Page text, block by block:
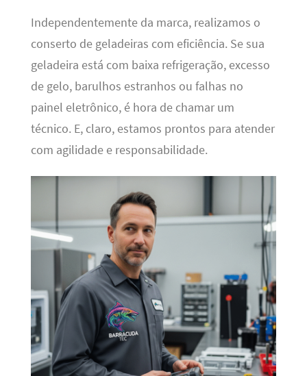
Independentemente da marca, realizamos o
conserto de geladeiras com eficiência. Se sua
geladeira está com baixa refrigeração, excesso
de gelo, barulhos estranhos ou falhas no
painel eletrônico, é hora de chamar um
técnico. E, claro, estamos prontos para atender
com agilidade e responsabilidade.